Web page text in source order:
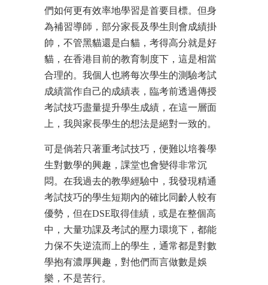
們如何更有效率地學習是首要目標。但身
為補習導師，部分家長及學生則會成績掛
帥，不管黑貓還是白貓，考得高分就是好
貓，在香港目前的教育制度下，這是相當
合理的。我個人也將每次學生的測驗考試
成績當作自己的成績表，臨考前透過傳授
考試技巧盡量提升學生成績，在這一層面
上，我與家長學生的想法是絕對一致的。
可是倘若只著重考試技巧，便難以培養學
生對數學的興趣，課堂也會變得非常沉
悶。在我過去的教學經驗中，我發現精通
考試技巧的學生短期內的確比同齡人較有
優勢，但在DSE取得佳績，或是在整個高
中，大量功課及考試的壓力環境下，都能
力保不失逆流而上的學生，通常都是對數
學抱有濃厚興趣，對他們而言做數是娛
樂，不是苦行。